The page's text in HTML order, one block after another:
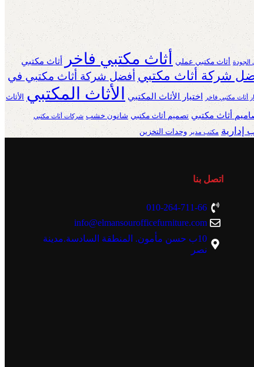
الجودة أثاث مكتبي عملي أثاث مكتبي فاخر أثاث مكتبي
شركة أثاث مكتبي أفضل شركة أثاث مكتبي في
أثاث مكتبي فاخر اختيار الأثاث المكتبي الأثاث المكتبي الأثاث
أثاث مكتبي تصميم أثاث مكتبي شانون خشب شركات أثاث مكتبي
إدارية مكتب مدير وحدات التخزين
اتصل بنا
010-264-711-66
info@elmansourofficefurniture.com
10ب حسن مأمون. المنطقة السادسة.مدينة
نصر